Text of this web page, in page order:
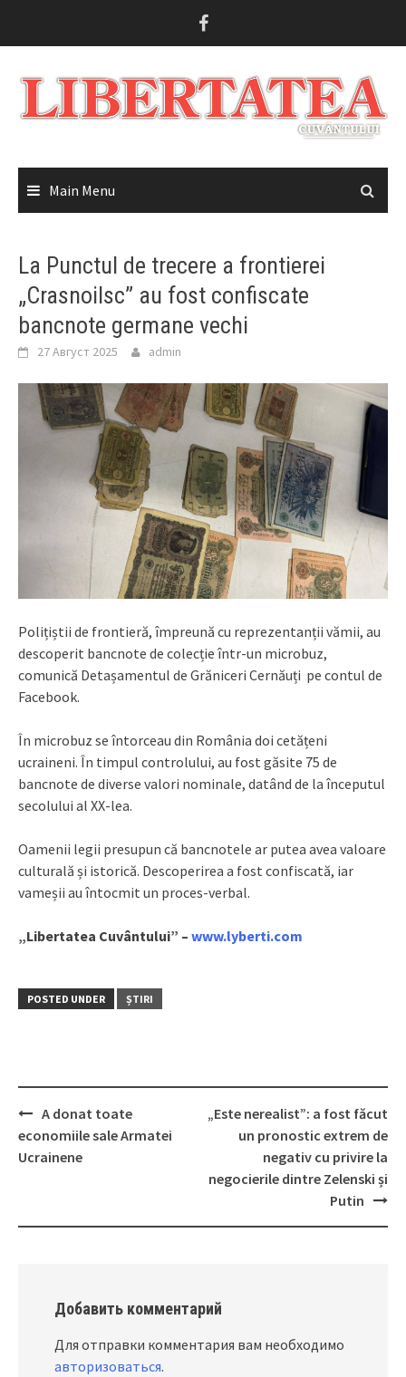
Main Menu
La Punctul de trecere a frontierei
„Crasnoilsc” au fost confiscate
bancnote germane vechi
27 Август 2025 admin
Polițiștii de frontieră, împreună cu reprezentanții vămii, au
descoperit bancnote de colecție într-un microbuz,
comunică Detașamentul de Grăniceri Cernăuți pe contul de
Facebook.
În microbuz se întorceau din România doi cetățeni
ucraineni. În timpul controlului, au fost găsite 75 de
bancnote de diverse valori nominale, datând de la începutul
secolului al XX-lea.
Oamenii legii presupun că bancnotele ar putea avea valoare
culturală și istorică. Descoperirea a fost confiscată, iar
vameșii au întocmit un proces-verbal.
„Libertatea Cuvântului” – www.lyberti.com
POSTED UNDER ȘTIRI
Post
navigation
A donat toate
economiile sale Armatei
Ucrainene
„Este nerealist”: a fost făcut
un pronostic extrem de
negativ cu privire la
negocierile dintre Zelenski și
Putin
Добавить комментарий
Для отправки комментария вам необходимо
авторизоваться.